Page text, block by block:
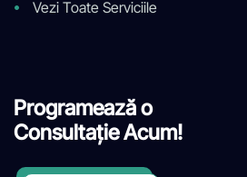
Vezi Toate Serviciile
Programează o
Consultație Acum!